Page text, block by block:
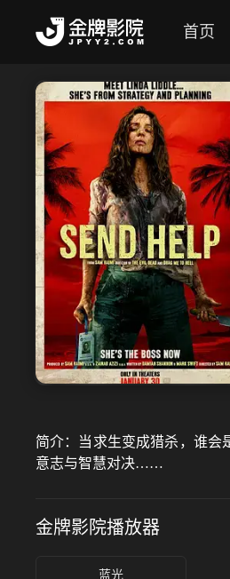
首页
简介： 当求生变成猎杀，谁会
意志与智慧对决……
金牌影院播放器
蓝光